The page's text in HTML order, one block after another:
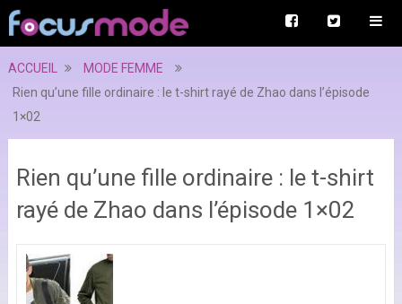
ACCUEIL
MODE FEMME
Rien qu’une fille ordinaire : le t-shirt rayé de Zhao dans l’épisode
1×02
Rien qu’une fille ordinaire : le t-shirt
rayé de Zhao dans l’épisode 1×02